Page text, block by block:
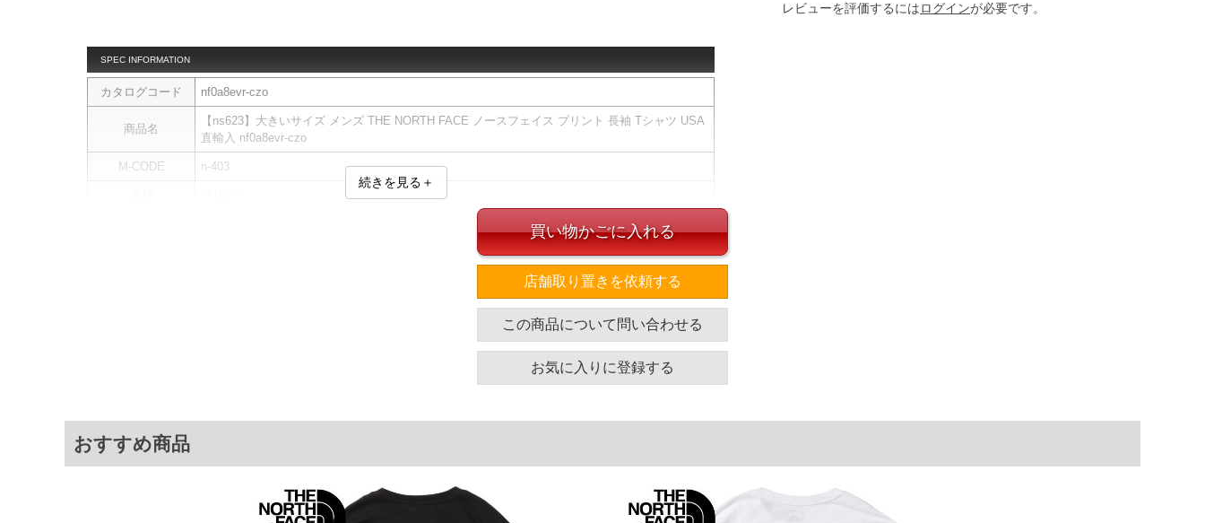
SPEC INFORMATION
カタログコード nf0a8evr-czo
商品名
【ns623】大きいサイズ メンズ THE NORTH FACE ノースフェイス プリント 長袖 Tシャツ USA
直輸入 nf0a8evr-czo
M-CODE n-403
裾幅 着丈
63.5 76
※上記サイズが実際の商品に付いているタグのサイズ表記と異なる場合があります。お取り扱い前に
商品付属タグの記載もご確認下さい。
続きを見る＋
レビューを評価するにはログインが必要です。
買い物かごに入れる
店舗取り置きを依頼する
この商品について問い合わせる
お気に入りに登録する
おすすめ商品